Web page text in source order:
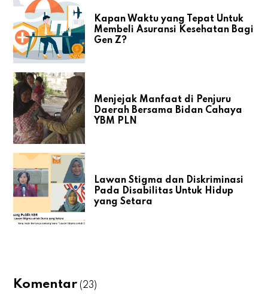
Kapan Waktu yang Tepat Untuk
Membeli Asuransi Kesehatan Bagi
Gen Z?
Menjejak Manfaat di Penjuru
Daerah Bersama Bidan Cahaya
YBM PLN
Lawan Stigma dan Diskriminasi
Pada Disabilitas Untuk Hidup
yang Setara
Komentar (23)